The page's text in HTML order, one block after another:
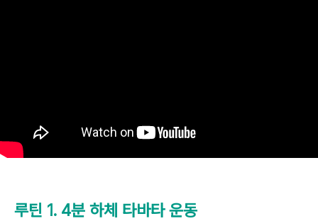
루틴 1. 4분 하체 타바타 운동